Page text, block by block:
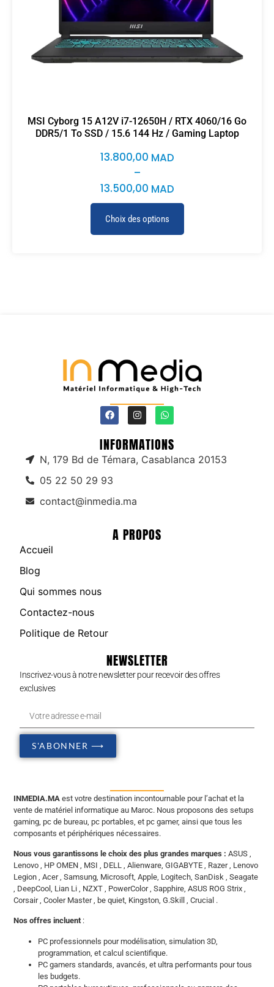
MSI Cyborg 15 A12V i7-12650H / RTX 4060/16 Go
DDR5/1 To SSD / 15.6 144 Hz / Gaming Laptop
13.500,00 MAD
–
13.800,00 MAD
Choix des options
INFORMATIONS
N, 179 Bd de Témara, Casablanca 20153
05 22 50 29 93
contact@inmedia.ma
A PROPOS
Accueil
Blog
Qui sommes nous
Contactez-nous
Politique de Retour
NEWSLETTER
Inscrivez-vous à notre newsletter pour recevoir des offres
exclusives
S'ABONNER ⟶
INMEDIA.MA est votre destination incontournable pour l’achat et la
vente de matériel informatique au Maroc. Nous proposons des setups
gaming, pc de bureau, pc portables, et pc gamer, ainsi que tous les
composants et périphériques nécessaires.
Nous vous garantissons le choix des plus grandes marques : ASUS ,
Lenovo , HP OMEN , MSI , DELL , Alienware, GIGABYTE , Razer , Lenovo
Legion , Acer , Samsung, Microsoft, Apple, Logitech, SanDisk , Seagate
, DeepCool, Lian Li , NZXT , PowerColor , Sapphire, ASUS ROG Strix ,
Corsair , Cooler Master , be quiet, Kingston, G.Skill , Crucial .
Nos offres incluent:
PC professionnels pour modélisation, simulation 3D,
programmation, et calcul scientifique.
PC gamers standards, avancés, et ultra performants pour tous
les budgets.